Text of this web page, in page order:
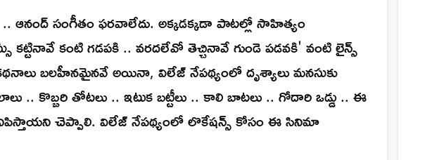
ఆనంద్ సంగీతం ఫరవాలేదు. అక్కడక్కడా పాటల్లో సాహిత్యం
కట్టినావే కంటి గడపకి .. వరదలేవో తెచ్చినావే గుండె పడవకి' వంటి లైన్స్
బలహీనమైనవే అయినా, విలేజ్ నేపథ్యంలో దృశ్యాలు మనసుకు
కొబ్బరి తోటలు .. ఇటుక బట్టీలు .. కాలి బాటలు .. గోదారి ఒడ్డు .. ఈ
చెప్పాలి. విలేజ్ నేపథ్యంలో లొకేషన్స్ కోసం ఈ సినిమా